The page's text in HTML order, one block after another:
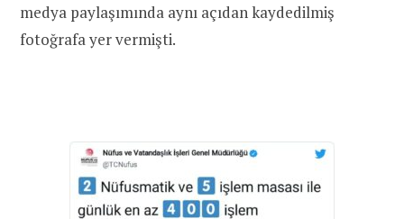
medya paylaşımında aynı açıdan kaydedilmiş
fotoğrafa yer vermişti.